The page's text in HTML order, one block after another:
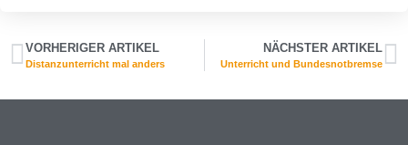
VORHERIGER ARTIKEL
Distanzunterricht mal anders
NÄCHSTER ARTIKEL
Unterricht und Bundesnotbremse